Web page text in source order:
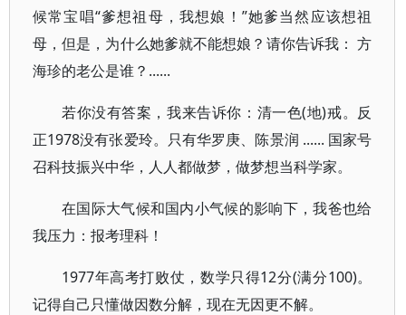
候常宝唱“爹想祖母，我想娘！”她爹当然应该想祖
母，但是，为什么她爹就不能想娘？请你告诉我： 方
海珍的老公是谁？......
若你没有答案，我来告诉你：清一色(地)戒。反
正1978没有张爱玲。只有华罗庚、陈景润 ...... 国家号
召科技振兴中华，人人都做梦，做梦想当科学家。
在国际大气候和国内小气候的影响下，我爸也给
我压力：报考理科！
1977年高考打败仗，数学只得12分(满分100)。
记得自己只懂做因数分解，现在无因更不解。